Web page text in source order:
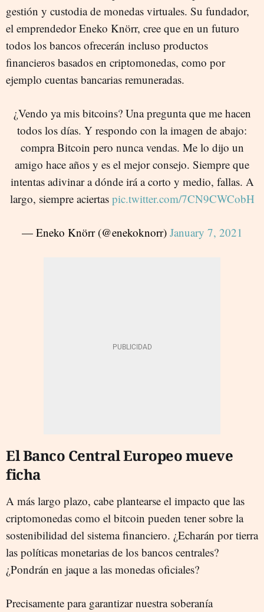
gestión y custodia de monedas virtuales. Su fundador,
el emprendedor Eneko Knörr, cree que en un futuro
todos los bancos ofrecerán incluso productos
financieros basados en criptomonedas, como por
ejemplo cuentas bancarias remuneradas.
¿Vendo ya mis bitcoins? Una pregunta que me hacen
todos los días. Y respondo con la imagen de abajo:
compra Bitcoin pero nunca vendas. Me lo dijo un
amigo hace años y es el mejor consejo. Siempre que
intentas adivinar a dónde irá a corto y medio, fallas. A
largo, siempre aciertas pic.twitter.com/7CN9CWCobH
— Eneko Knörr (@enekoknorr) January 7, 2021
El Banco Central Europeo mueve
ficha
A más largo plazo, cabe plantearse el impacto que las
criptomonedas como el bitcoin pueden tener sobre la
sostenibilidad del sistema financiero. ¿Echarán por tierra
las políticas monetarias de los bancos centrales?
¿Pondrán en jaque a las monedas oficiales?
Precisamente para garantizar nuestra soberanía